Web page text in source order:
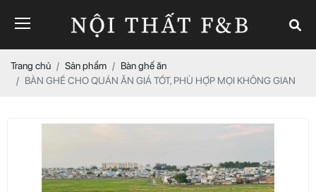
Trang chủ Sản phẩm
Bàn ghế ăn
BÀN GHẾ CHO QUÁN ĂN GIÁ TỐT, PHÙ HỢP MỌI KHÔNG GIAN